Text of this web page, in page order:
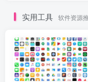
实用工具 软件资源